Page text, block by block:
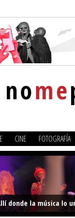
nome
CINE FOTOGRAFÍA
donde la música lo